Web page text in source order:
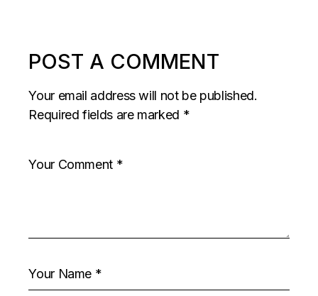
POST A COMMENT
Your email address will not be published.
Required fields are marked *